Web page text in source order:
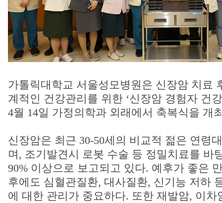
가톨릭대학교 서울성모병원은 신장암 치료
계적인 건강관리를 위한 ‘신장암 경험자 건
4월 14일 가정의학과 외래에서 축복식을 개
신장암은 최근 30-50세의 비교적 젊은 연령
며, 조기발견시 로봇 수술 등 정밀치료를 바
90% 이상으로 보고되고 있다. 예후가 좋은
후에도 심혈관질환, 대사질환, 신기능 저하
에 대한 관리가 중요하다. 또한 재발암, 이차